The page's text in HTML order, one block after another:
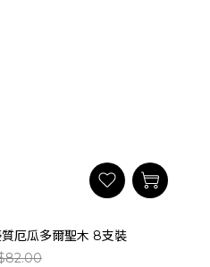
厄瓜多爾聖木 8支裝